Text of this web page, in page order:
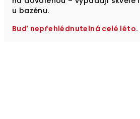
u bazénu.
Buď nepřehlédnutelná celé léto.